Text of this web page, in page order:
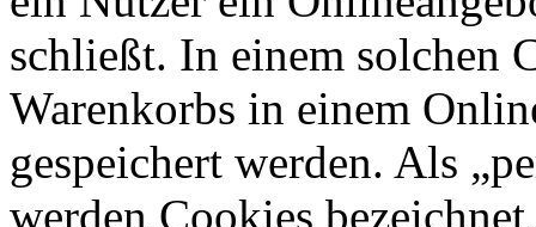
schließt. In einem solchen
Warenkorbs in einem
gespeichert werden. Als
werden Cookies